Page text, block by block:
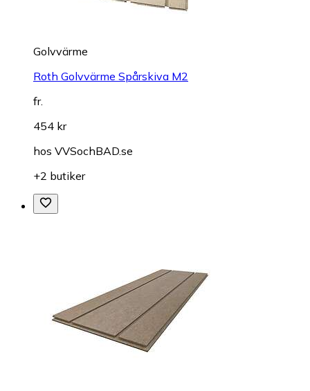
Golvvärme
Roth Golvvärme Spårskiva M2
fr.
454 kr
hos VVSochBAD.se
+2 butiker